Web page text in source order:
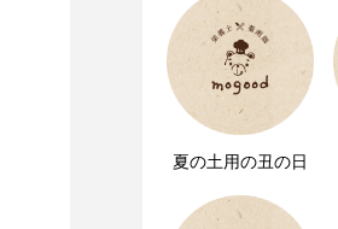
夏の土用の丑の日